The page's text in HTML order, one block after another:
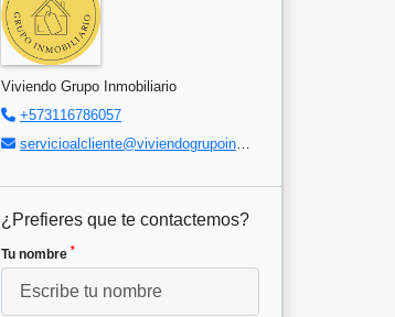
Viviendo Grupo Inmobiliario
+573116786057
servicioalcliente@viviendogrupoinmobiliario.com
¿Prefieres que te contactemos?
Tu nombre *